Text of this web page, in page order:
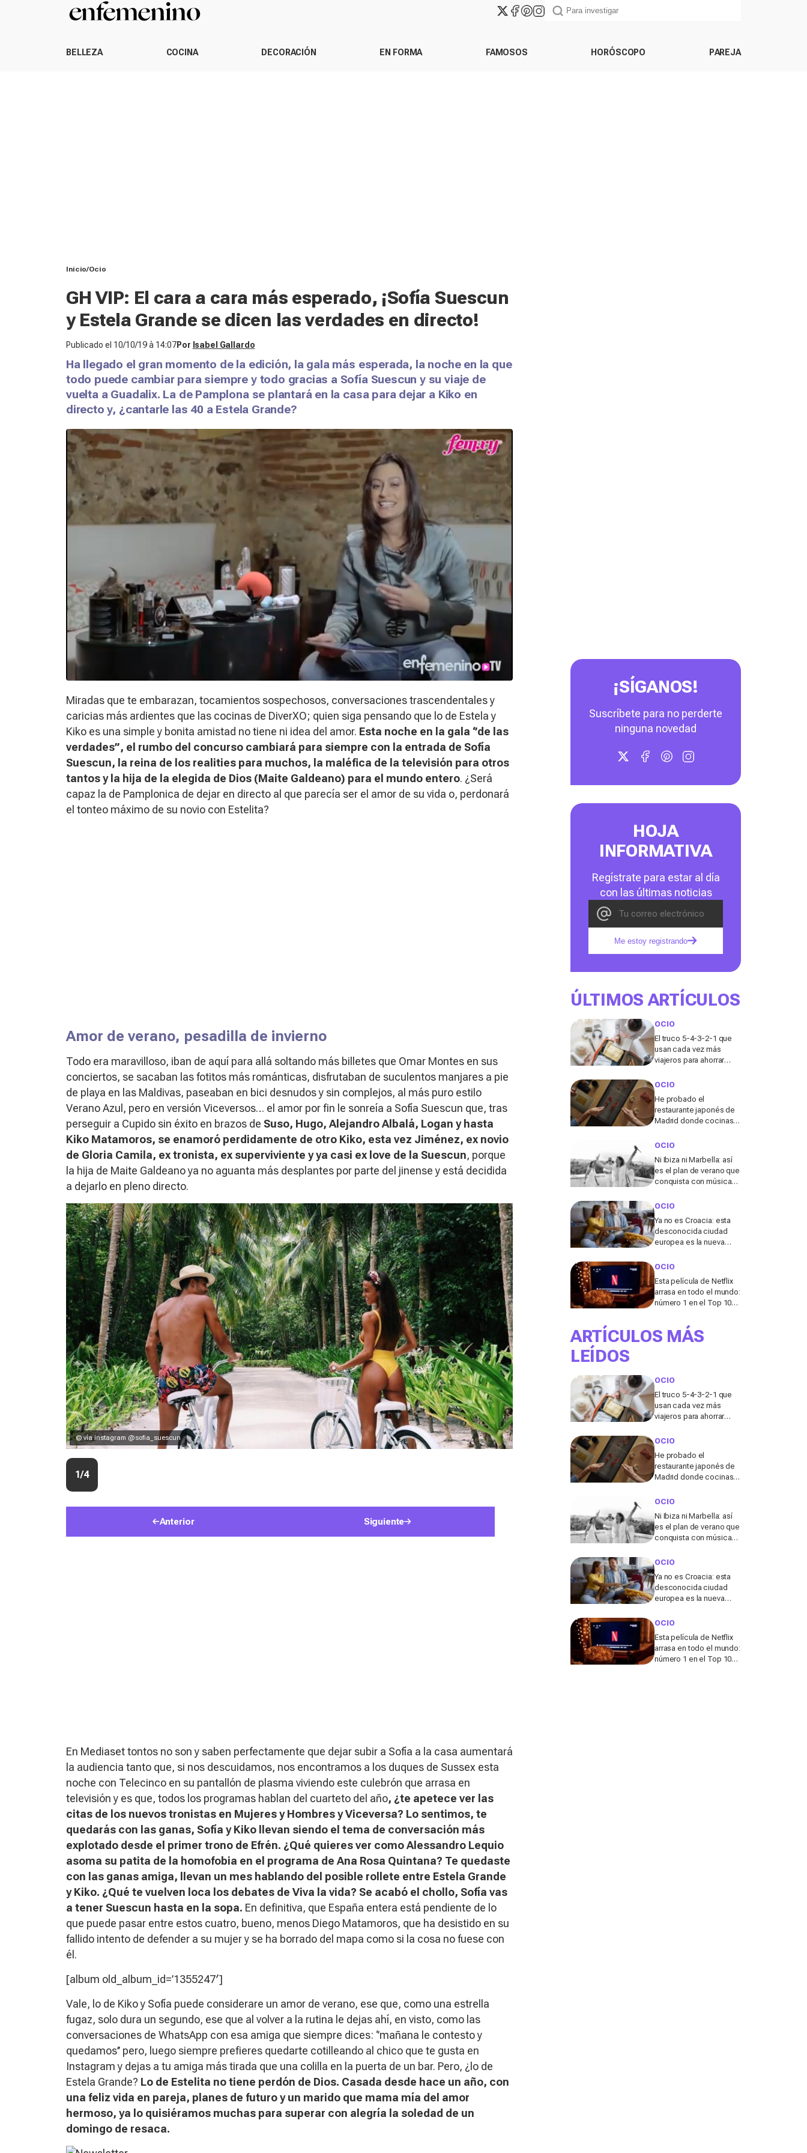
BELLEZA COCINA DECORACIÓN EN FORMA FAMOSOS HORÓSCOPO PAREJA
Inicio Ocio
GH VIP: El cara a cara más esperado, ¡Sofía Suescun
y Estela Grande se dicen las verdades en directo!
Publicado el 10/10/19 à 14:07Por Isabel Gallardo
Ha llegado el gran momento de la edición, la gala más esperada, la noche en la que
todo puede cambiar para siempre y todo gracias a Sofía Suescun y su viaje de
vuelta a Guadalix. La de Pamplona se plantará en la casa para dejar a Kiko en
directo y, ¿cantarle las 40 a Estela Grande?
Miradas que te embarazan, tocamientos sospechosos, conversaciones trascendentales y
caricias más ardientes que las cocinas de DiverXO; quien siga pensando que lo de Estela y
Kiko es una simple y bonita amistad no tiene ni idea del amor. Esta noche en la gala ‘’de las
verdades’’, el rumbo del concurso cambiará para siempre con la entrada de Sofía
Suescun, la reina de los realities para muchos, la maléfica de la televisión para otros
tantos y la hija de la elegida de Dios (Maite Galdeano) para el mundo entero. ¿Será
capaz la de Pamplonica de dejar en directo al que parecía ser el amor de su vida o, perdonará
el tonteo máximo de su novio con Estelita?
Amor de verano, pesadilla de invierno
Todo era maravilloso, iban de aquí para allá soltando más billetes que Omar Montes en sus
conciertos, se sacaban las fotitos más románticas, disfrutaban de suculentos manjares a pie
de playa en las Maldivas, paseaban en bici desnudos y sin complejos, al más puro estilo
Verano Azul, pero en versión Viceversos… el amor por fin le sonreía a Sofía Suescun que, tras
perseguir a Cupido sin éxito en brazos de Suso, Hugo, Alejandro Albalá, Logan y hasta
Kiko Matamoros, se enamoró perdidamente de otro Kiko, esta vez Jiménez, ex novio
de Gloria Camila, ex tronista, ex superviviente y ya casi ex love de la Suescun, porque
la hija de Maite Galdeano ya no aguanta más desplantes por parte del jinense y está decidida
a dejarlo en pleno directo.
© vía instagram @sofia_suescun
1/4
Anterior Siguiente
En Mediaset tontos no son y saben perfectamente que dejar subir a Sofía a la casa aumentará
la audiencia tanto que, si nos descuidamos, nos encontramos a los duques de Sussex esta
noche con Telecinco en su pantallón de plasma viviendo este culebrón que arrasa en
televisión y es que, todos los programas hablan del cuarteto del año, ¿te apetece ver las
citas de los nuevos tronistas en Mujeres y Hombres y Viceversa? Lo sentimos, te
quedarás con las ganas, Sofía y Kiko llevan siendo el tema de conversación más
explotado desde el primer trono de Efrén. ¿Qué quieres ver como Alessandro Lequio
asoma su patita de la homofobia en el programa de Ana Rosa Quintana? Te quedaste
con las ganas amiga, llevan un mes hablando del posible rollete entre Estela Grande
y Kiko. ¿Qué te vuelven loca los debates de Viva la vida? Se acabó el chollo, Sofía vas
a tener Suescun hasta en la sopa. En definitiva, que España entera está pendiente de lo
que puede pasar entre estos cuatro, bueno, menos Diego Matamoros, que ha desistido en su
fallido intento de defender a su mujer y se ha borrado del mapa como si la cosa no fuese con
él.
[album old_album_id=’1355247′]
Vale, lo de Kiko y Sofía puede considerare un amor de verano, ese que, como una estrella
fugaz, solo dura un segundo, ese que al volver a la rutina le dejas ahí, en visto, como las
conversaciones de WhatsApp con esa amiga que siempre dices: ‘’mañana le contesto y
quedamos’’ pero, luego siempre prefieres quedarte cotilleando al chico que te gusta en
Instagram y dejas a tu amiga más tirada que una colilla en la puerta de un bar. Pero, ¿lo de
Estela Grande? Lo de Estelita no tiene perdón de Dios. Casada desde hace un año, con
una feliz vida en pareja, planes de futuro y un marido que mama mía del amor
hermoso, ya lo quisiéramos muchas para superar con alegría la soledad de un
domingo de resaca.
¡SÍGANOS!
Suscríbete para no perderte
ninguna novedad
HOJA
INFORMATIVA
Regístrate para estar al día
con las últimas noticias
Me estoy registrando
ÚLTIMOS ARTÍCULOS
OCIO
El truco 5-4-3-2-1 que
usan cada vez más
viajeros para ahorrar
cabina
OCIO
He probado el
restaurante japonés de
Madrid donde cocinas
pasó allí me sorprendió
OCIO
Ni Ibiza ni Marbella: así
es el plan de verano que
conquista con música
único en Elche
OCIO
Ya no es Croacia: esta
desconocida ciudad
europea es la nueva
viajar lejos del turismo
OCIO
Esta película de Netflix
arrasa en todo el mundo:
número 1 en el Top 10
ARTÍCULOS MÁS
LEÍDOS
OCIO
El truco 5-4-3-2-1 que
usan cada vez más
viajeros para ahorrar
cabina
OCIO
He probado el
restaurante japonés de
Madrid donde cocinas
pasó allí me sorprendió
OCIO
Ni Ibiza ni Marbella: así
es el plan de verano que
conquista con música
único en Elche
OCIO
Ya no es Croacia: esta
desconocida ciudad
europea es la nueva
viajar lejos del turismo
OCIO
Esta película de Netflix
arrasa en todo el mundo:
número 1 en el Top 10